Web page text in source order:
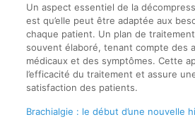
Un aspect essentiel de la
est qu’elle peut être adaptée aux
chaque patient. Un plan de traitement
souvent élaboré, tenant compte des
médicaux et des symptômes. Cette
l’efficacité du traitement et assure
satisfaction des patients.
Brachialgie : le début d’une nouvelle